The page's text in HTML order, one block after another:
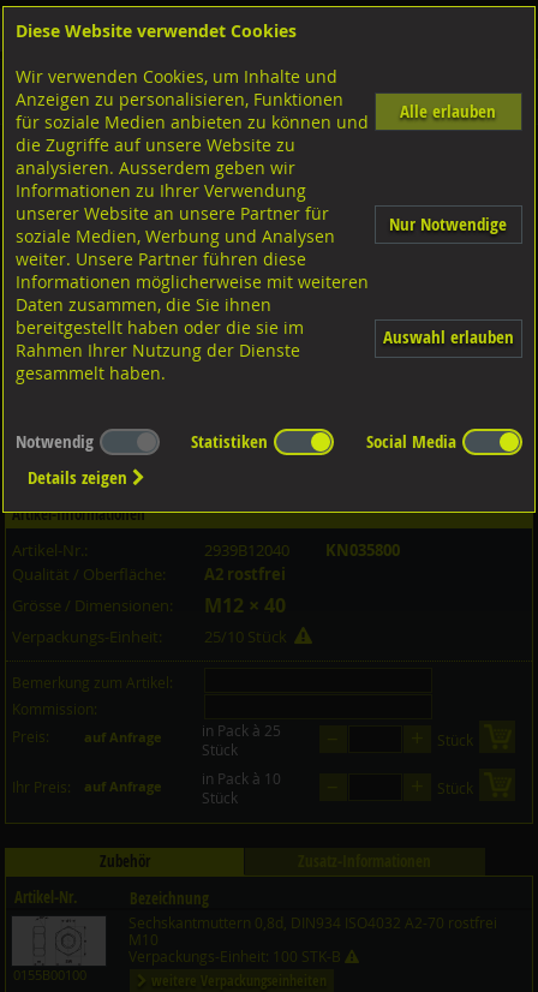
Shop Schrauben Diverse Schrauben
M-Gewinde
Diverse Ausführungen M-GewindeStiftschrauben 1,25d A2 rostfrei
Stiftschrauben Einschraubende ? 1,25d, DIN939 A2
rostfrei M12x40
Artikel-Informationen
Artikel-Nr.:
2939B12040
KN035800
Qualität / Oberfläche:
A2 rostfrei
Grösse / Dimensionen:
M12 × 40
Verpackungs-Einheit: 25/10 Stück
Bemerkung zum Artikel:
Kommission:
Preis:
auf Anfrage
in Pack à 25
Stück
Stück
Ihr Preis: auf Anfrage
in Pack à 10
Stück
Stück
Zubehör
Artikel-Nr.
Bezeichnung
Preis CHF
Menge
0155B00100
Sechskantmuttern 0,8d, DIN934 ISO4032 A2-70 rostfrei
M10
Verpackungs-Einheit: 100 STK-B
weitere Verpackungseinheiten
Diese Website verwendet Cookies
Wir verwenden Cookies, um Inhalte und
Anzeigen zu personalisieren, Funktionen
für soziale Medien anbieten zu können und
die Zugriffe auf unsere Website zu
analysieren. Ausserdem geben wir
Informationen zu Ihrer Verwendung
unserer Website an unsere Partner für
soziale Medien, Werbung und Analysen
weiter. Unsere Partner führen diese
Informationen möglicherweise mit weiteren
Daten zusammen, die Sie ihnen
bereitgestellt haben oder die sie im
Rahmen Ihrer Nutzung der Dienste
gesammelt haben.
Alle erlauben
Nur Notwendige
Auswahl erlauben
Notwendig Statistiken
Social Media
Details zeigen